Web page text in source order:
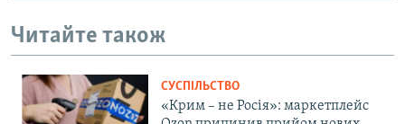
Читайте також
СУСПІЛЬСТВО
«Крим – не Росія»: маркетплейс